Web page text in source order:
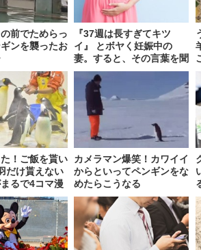
前でためらっ
ンを襲ったお
『37週は長すぎてキツ
イ』 とボヤく妊娠中の
妻。すると、その言葉を聞
いた夫が？
！ご飯を貰い
だけ貰えない
るで4コマ漫
カメラマン爆笑！カワイイ
からといってペンギンをな
めたらこうなる